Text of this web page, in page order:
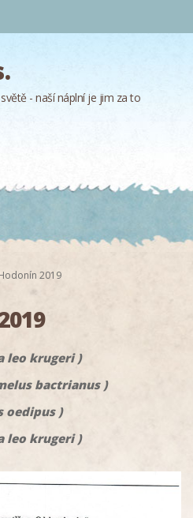
- naší náplní je jim za to
2019
leo krugeri )
bactrianus )
oedipus )
leo krugeri )